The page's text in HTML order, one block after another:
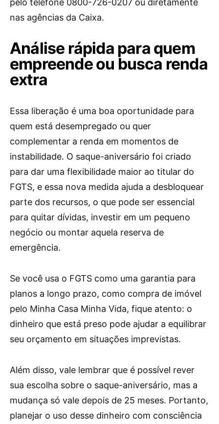
pelo telefone 0800-726-0207 ou diretamente
nas agências da Caixa.
Análise rápida para quem
empreende ou busca renda
extra
Essa liberação é uma boa oportunidade para
quem está desempregado ou quer
complementar a renda em momentos de
instabilidade. O saque-aniversário foi criado
para dar uma flexibilidade maior ao titular do
FGTS, e essa nova medida ajuda a desbloquear
parte dos recursos, o que pode ser essencial
para quitar dívidas, investir em um pequeno
negócio ou montar aquela reserva de
emergência.
Se você usa o FGTS como uma garantia para
planos a longo prazo, como compra de imóvel
pelo Minha Casa Minha Vida, fique atento: o
dinheiro que está preso pode ajudar a equilibrar
seu orçamento em situações imprevistas.
Além disso, vale lembrar que é possível rever
sua escolha sobre o saque-aniversário, mas a
mudança só vale depois de 25 meses. Portanto,
planejar o uso desse dinheiro com consciência